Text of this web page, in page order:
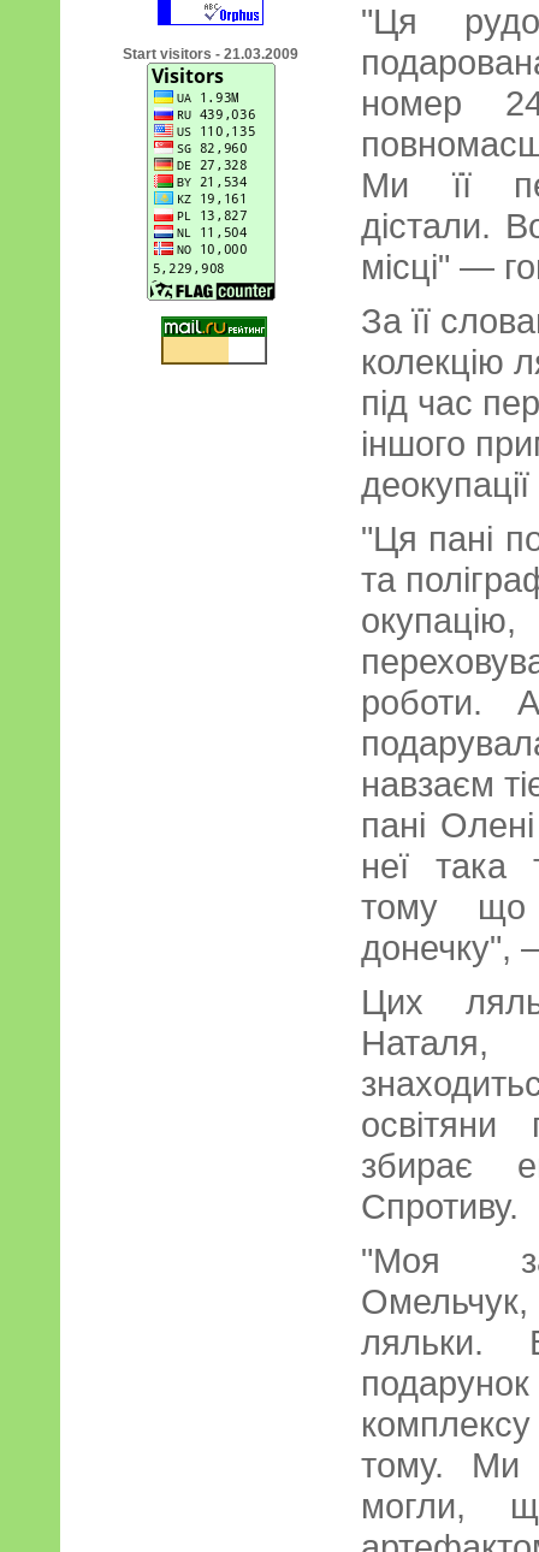
Start visitors - 21.03.2009
"Ця
номер
Ми її
дістали.
місці" —
За її
колекцію
під час
іншого
"Ця пані
та
роботи.
навзаєм
пані
неї така
тому що
донечку",
Цих
збирає
Спротиву.
"Моя
ляльки.
подарунок
тому. Ми
могли,